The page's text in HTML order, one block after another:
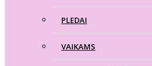
PLEDAI
VAIKAMS